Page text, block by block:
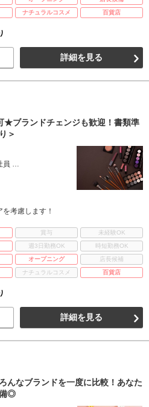
ナチュラルコスメ 百貨店
詳細を見る
★ブランドチェンジも歓迎！書類準
＞
員 …
考慮します！
賞与
未経験OK
週3日勤務OK
時短勤務OK
オープニング
店長候補
ナチュラルコスメ 百貨店
詳細を見る
んなブランドを一度に比較！あなた
備◎